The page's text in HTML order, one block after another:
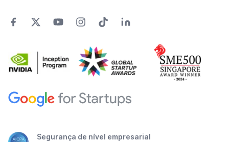
Segurança de nível empresarial